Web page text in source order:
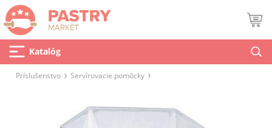
Katalóg
Príslušenstvo Servírovacie pomôcky